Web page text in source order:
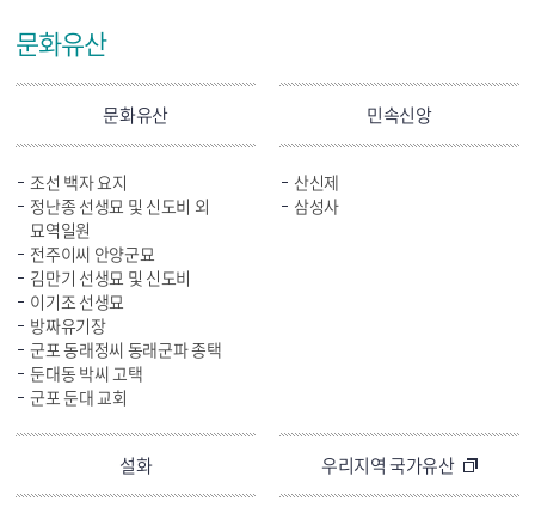
문화유산
문화유산
조선 백자 요지
정난종 선생묘 및 신도비 외
묘역일원
전주이씨 안양군묘
김만기 선생묘 및 신도비
이기조 선생묘
방짜유기장
군포 동래정씨 동래군파 종택
둔대동 박씨 고택
군포 둔대 교회
민속신앙
산신제
삼성사
설화 우리지역 국가유산